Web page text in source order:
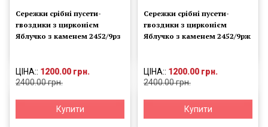
Сережки срібні пусети-
гвоздики з цирконієм
Яблучко з каменем 2452/9рз
ЦІНА:: 1200.00 грн.
2400.00 грн.
Купити
Сережки срібні пусети-
гвоздики з цирконієм
Яблучко з каменем 2452/9рж
ЦІНА:: 1200.00 грн.
2400.00 грн.
Купити